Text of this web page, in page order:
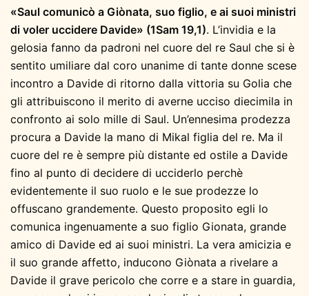
«Saul comunicò a Giònata, suo figlio, e ai suoi ministri
di voler uccidere Davide» (1Sam 19,1). L’invidia e la
gelosia fanno da padroni nel cuore del re Saul che si è
sentito umiliare dal coro unanime di tante donne scese
incontro a Davide di ritorno dalla vittoria su Golia che
gli attribuiscono il merito di averne ucciso diecimila in
confronto ai solo mille di Saul. Un’ennesima prodezza
procura a Davide la mano di Mikal figlia del re. Ma il
cuore del re è sempre più distante ed ostile a Davide
fino al punto di decidere di ucciderlo perchè
evidentemente il suo ruolo e le sue prodezze lo
offuscano grandemente. Questo proposito egli lo
comunica ingenuamente a suo figlio Gionata, grande
amico di Davide ed ai suoi ministri. La vera amicizia e
il suo grande affetto, inducono Giònata a rivelare a
Davide il grave pericolo che corre e a stare in guardia,